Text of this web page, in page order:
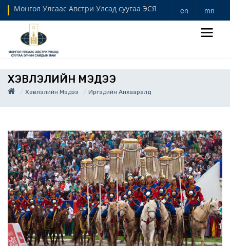
Монгол Улсаас Австри Улсад суугаа ЭСЯ en mn
ХЭВЛЭЛИЙН МЭДЭЭ
Хэвлэлийн Мэдээ Иргэдийн Анхааралд